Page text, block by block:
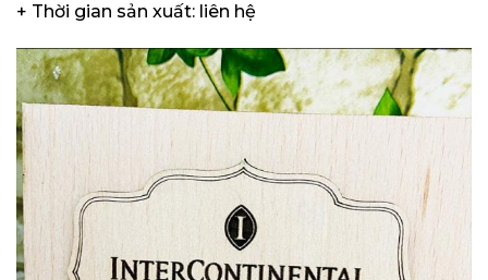
+ Thời gian sản xuất: liên hệ